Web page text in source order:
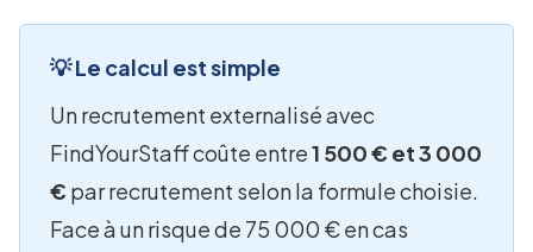
💡 Le calcul est simple
Un recrutement externalisé avec
FindYourStaff coûte entre1 500 € et 3 000
€ par recrutement selon la formule choisie.
Face à un risque de 75 000 € en cas